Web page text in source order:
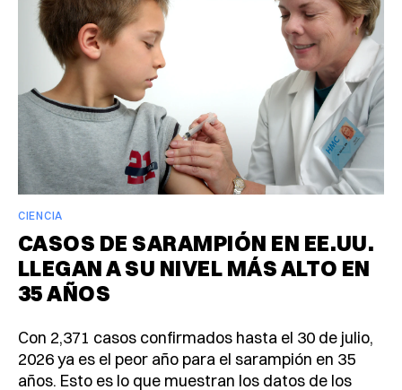
CIENCIA
CASOS DE SARAMPIÓN EN EE.UU.
LLEGAN A SU NIVEL MÁS ALTO EN
35 AÑOS
Con 2,371 casos confirmados hasta el 30 de julio,
2026 ya es el peor año para el sarampión en 35
años. Esto es lo que muestran los datos de los